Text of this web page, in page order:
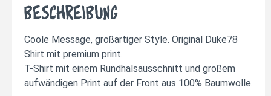
Beschreibung
Coole Message, großartiger Style. Original Duke78
Shirt mit premium print.
T-Shirt mit einem Rundhalsausschnitt und großem
aufwändigen Print auf der Front aus 100% Baumwolle.